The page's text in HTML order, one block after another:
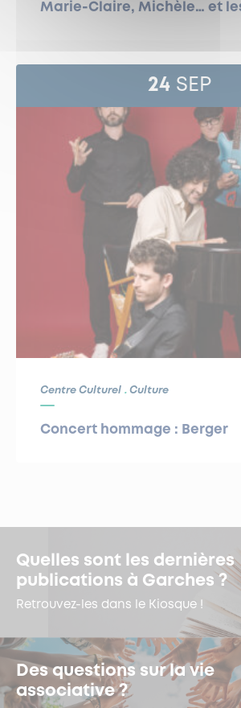
Marie-Claire, Michèle… et
24 SEP
Centre Culturel Culture
Concert hommage : Berger
Quelles sont les dernières
publications à Garches ?
Retrouvez-les dans le Kiosque !
Des questions sur la vie
associative ?